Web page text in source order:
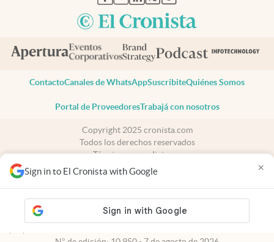
Sign in to El Cronista with Google ×
ContactoCanales de WhatsAppSuscribiteQuiénes Somos
Portal de ProveedoresTrabajá con nosotros
Copyright 2025 cronista.com
Todos los derechos reservados
Términos y condiciones
Privacidad
Consentimiento
cronista.com
es propiedad de El Cronista Comercial S.A Registro de